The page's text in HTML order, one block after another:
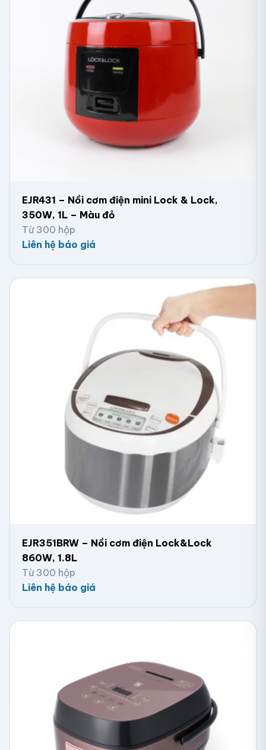
EJR431 – Nồi cơm điện mini Lock & Lock,
350W, 1L – Màu đỏ
Từ 300 hộp
Liên hệ báo giá
EJR351BRW – Nồi cơm điện Lock&Lock
860W, 1.8L
Từ 300 hộp
Liên hệ báo giá